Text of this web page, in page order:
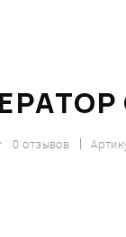
0 отзывов